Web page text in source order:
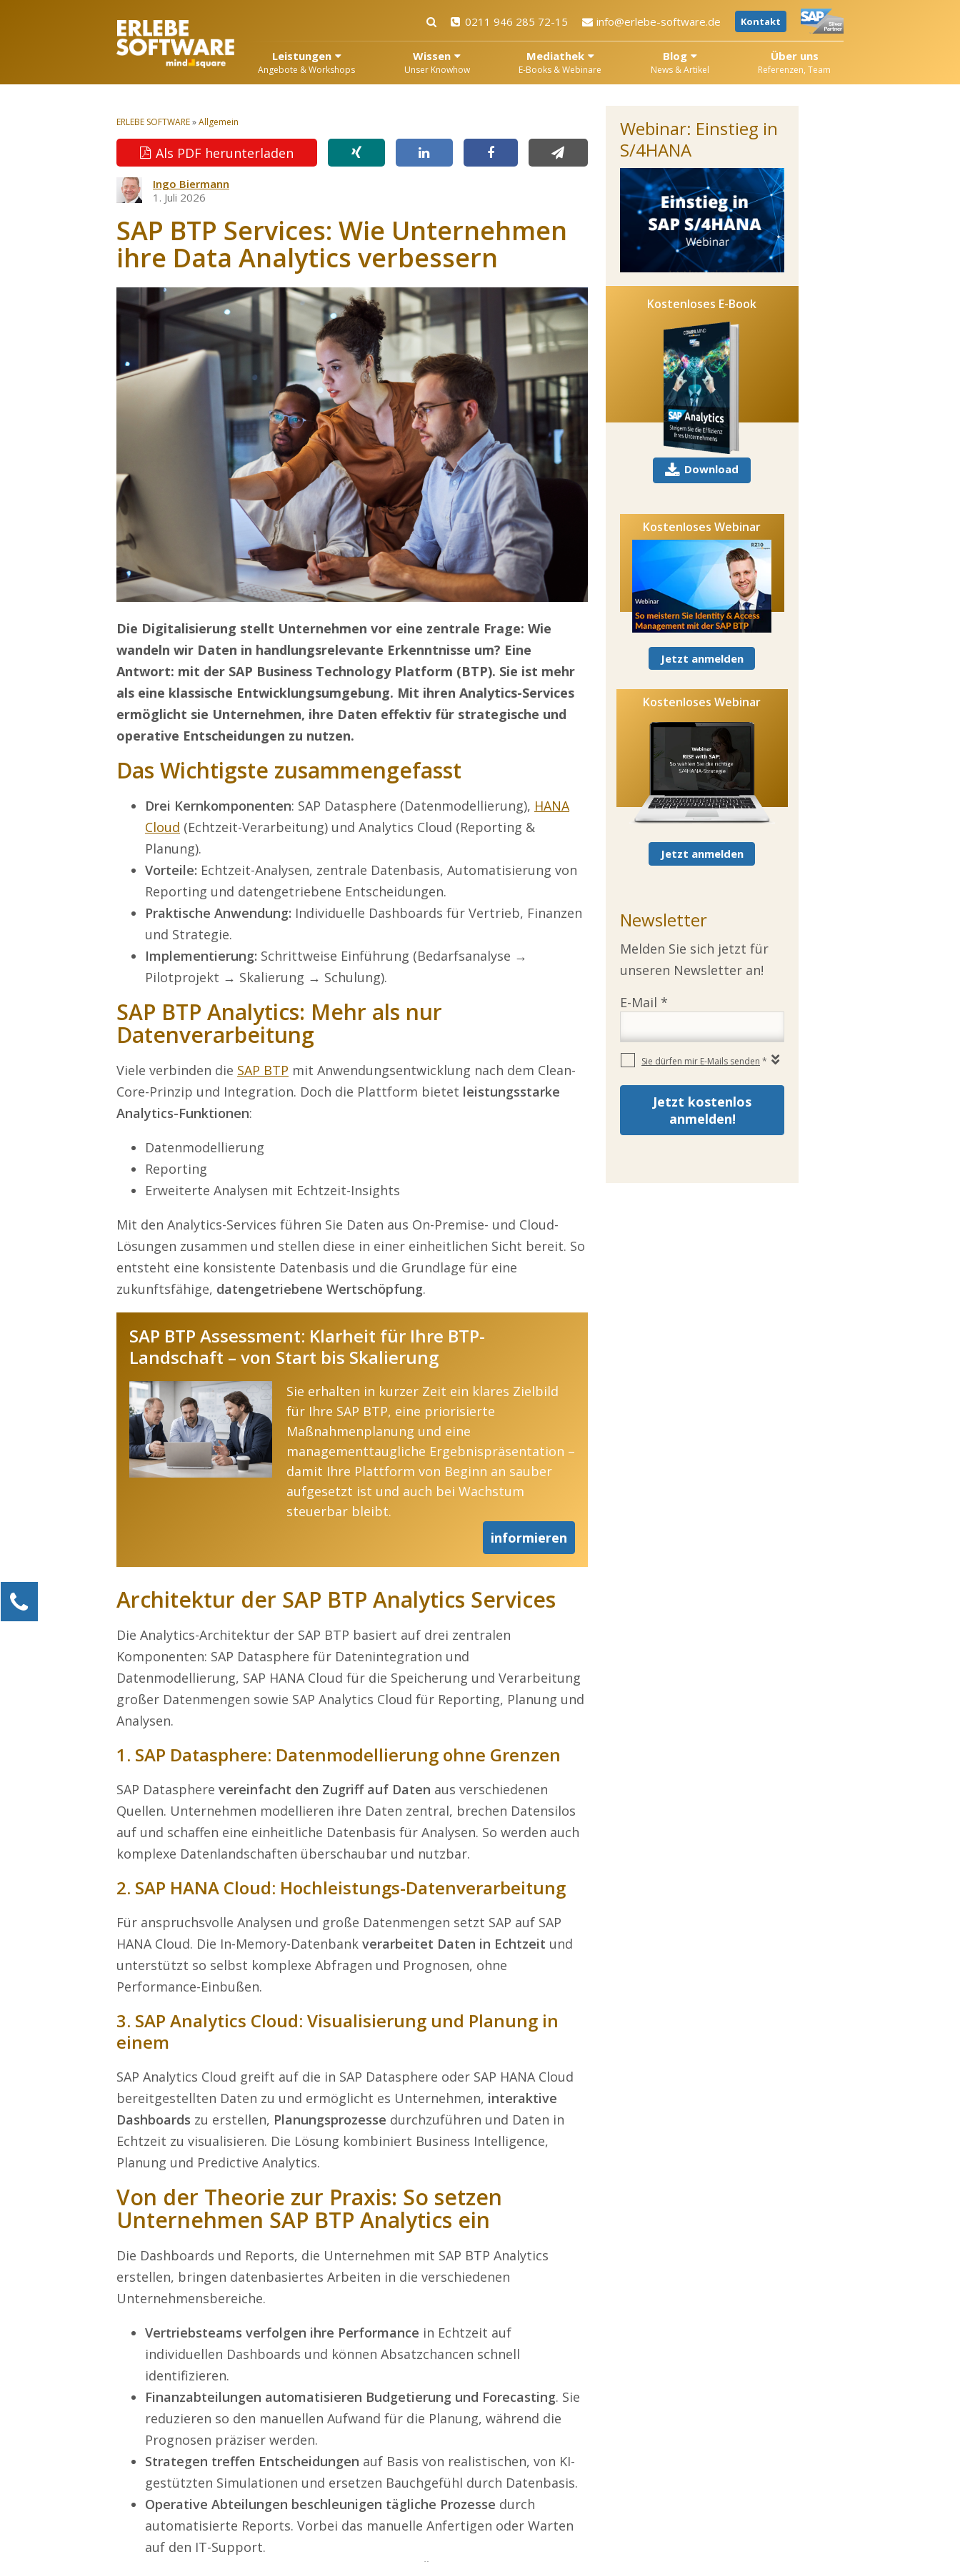
0211 946 285 72-15 info@erlebe-software.de Kontakt
Leistungen
Angebote & Workshops
Wissen
Unser Knowhow
Mediathek
E-Books & Webinare
Blog
News & Artikel
Über uns
Referenzen, Team
ERLEBE SOFTWARE»Allgemein
Als PDF herunterladen
Ingo Biermann
1. Juli 2026
SAP BTP Services: Wie Unternehmen
ihre Data Analytics verbessern
Die Digitalisierung stellt Unternehmen vor eine zentrale Frage: Wie
wandeln wir Daten in handlungsrelevante Erkenntnisse um? Eine
Antwort: mit der SAP Business Technology Platform (BTP). Sie ist mehr
als eine klassische Entwicklungsumgebung. Mit ihren Analytics-Services
ermöglicht sie Unternehmen, ihre Daten effektiv für strategische und
operative Entscheidungen zu nutzen.
Das Wichtigste zusammengefasst
Drei Kernkomponenten: SAP Datasphere (Datenmodellierung), HANA
Cloud (Echtzeit-Verarbeitung) und Analytics Cloud (Reporting &
Planung).
Vorteile: Echtzeit-Analysen, zentrale Datenbasis, Automatisierung von
Reporting und datengetriebene Entscheidungen.
Praktische Anwendung: Individuelle Dashboards für Vertrieb, Finanzen
und Strategie.
Implementierung: Schrittweise Einführung (Bedarfsanalyse →
Pilotprojekt → Skalierung → Schulung).
SAP BTP Analytics: Mehr als nur
Datenverarbeitung
Viele verbinden die SAP BTP mit Anwendungsentwicklung nach dem Clean-
Core-Prinzip und Integration. Doch die Plattform bietet leistungsstarke
Analytics-Funktionen:
Datenmodellierung
Reporting
Erweiterte Analysen mit Echtzeit-Insights
Mit den Analytics-Services führen Sie Daten aus On-Premise- und Cloud-
Lösungen zusammen und stellen diese in einer einheitlichen Sicht bereit. So
entsteht eine konsistente Datenbasis und die Grundlage für eine
zukunftsfähige, datengetriebene Wertschöpfung.
SAP BTP Assessment: Klarheit für Ihre BTP-
Landschaft – von Start bis Skalierung
Sie erhalten in kurzer Zeit ein klares Zielbild
für Ihre SAP BTP, eine priorisierte
Maßnahmenplanung und eine
managementtaugliche Ergebnispräsentation –
damit Ihre Plattform von Beginn an sauber
aufgesetzt ist und auch bei Wachstum
steuerbar bleibt.
informieren
Architektur der SAP BTP Analytics Services
Die Analytics-Architektur der SAP BTP basiert auf drei zentralen
Komponenten: SAP Datasphere für Datenintegration und
Datenmodellierung, SAP HANA Cloud für die Speicherung und Verarbeitung
großer Datenmengen sowie SAP Analytics Cloud für Reporting, Planung und
Analysen.
1. SAP Datasphere: Datenmodellierung ohne Grenzen
SAP Datasphere vereinfacht den Zugriff auf Daten aus verschiedenen
Quellen. Unternehmen modellieren ihre Daten zentral, brechen Datensilos
auf und schaffen eine einheitliche Datenbasis für Analysen. So werden auch
komplexe Datenlandschaften überschaubar und nutzbar.
2. SAP HANA Cloud: Hochleistungs-Datenverarbeitung
Für anspruchsvolle Analysen und große Datenmengen setzt SAP auf SAP
HANA Cloud. Die In-Memory-Datenbank verarbeitet Daten in Echtzeit und
unterstützt so selbst komplexe Abfragen und Prognosen, ohne
Performance-Einbußen.
3. SAP Analytics Cloud: Visualisierung und Planung in
einem
SAP Analytics Cloud greift auf die in SAP Datasphere oder SAP HANA Cloud
bereitgestellten Daten zu und ermöglicht es Unternehmen, interaktive
Dashboards zu erstellen, Planungsprozesse durchzuführen und Daten in
Echtzeit zu visualisieren. Die Lösung kombiniert Business Intelligence,
Planung und Predictive Analytics.
Von der Theorie zur Praxis: So setzen
Unternehmen SAP BTP Analytics ein
Die Dashboards und Reports, die Unternehmen mit SAP BTP Analytics
erstellen, bringen datenbasiertes Arbeiten in die verschiedenen
Unternehmensbereiche.
Vertriebsteams verfolgen ihre Performance in Echtzeit auf
individuellen Dashboards und können Absatzchancen schnell
identifizieren.
Finanzabteilungen automatisieren Budgetierung und Forecasting. Sie
reduzieren so den manuellen Aufwand für die Planung, während die
Prognosen präziser werden.
Strategen treffen Entscheidungen auf Basis von realistischen, von KI-
gestützten Simulationen und ersetzen Bauchgefühl durch Datenbasis.
Operative Abteilungen beschleunigen tägliche Prozesse durch
automatisierte Reports. Vorbei das manuelle Anfertigen oder Warten
auf den IT-Support.
Webinar: Einstieg in
S/4HANA
Kostenloses E-Book
Download
Kostenloses Webinar
Jetzt anmelden
Kostenloses Webinar
Jetzt anmelden
Newsletter
Melden Sie sich jetzt für
unseren Newsletter an!
Kontaktieren Sie uns!
Kundenservice
0211 946 285 72-15
Alexander.Koessner-Maier@erlebe-software.de
Ihre Anfrage